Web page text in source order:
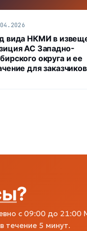
вида НКМИ в
АС Западно-
округа и ее
для заказчиков
?
с 09:00 до 21:00
течение 5 минут.